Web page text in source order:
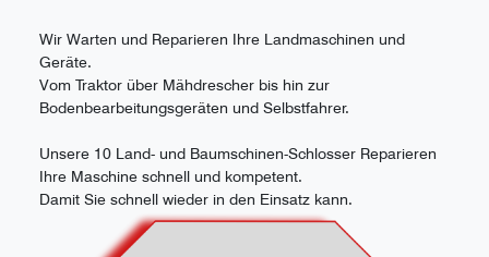
Wir Warten und Reparieren Ihre Landmaschinen und
Geräte.
Vom Traktor über Mähdrescher bis hin zur
Bodenbearbeitungsgeräten und Selbstfahrer.
Unsere 10 Land- und Baumschinen-Schlosser Reparieren
Ihre Maschine schnell und kompetent.
Damit Sie schnell wieder in den Einsatz kann.